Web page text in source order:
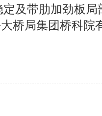
及带肋加劲板局
桥局集团桥科院